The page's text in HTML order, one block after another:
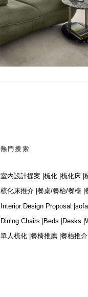
熱門搜索
室内設計提案 |梳化 |梳化床 |
梳化床推介 | 餐桌/餐枱/餐檯 |
Interior Design Proposal |
Dining Chairs |
Beds | Desks |
單人梳化 | 餐椅推薦 | 餐枱推介 |